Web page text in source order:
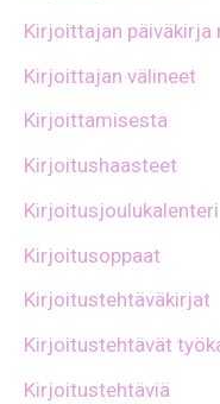
Kirjoittajan päiväkirja
Kirjoittajan välineet
Kirjoittamisesta
Kirjoitushaasteet
Kirjoitusjoulukalenteri
Kirjoitusoppaat
Kirjoitustehtäväkirjat
Kirjoitustehtävät
Kirjoitustehtäviä